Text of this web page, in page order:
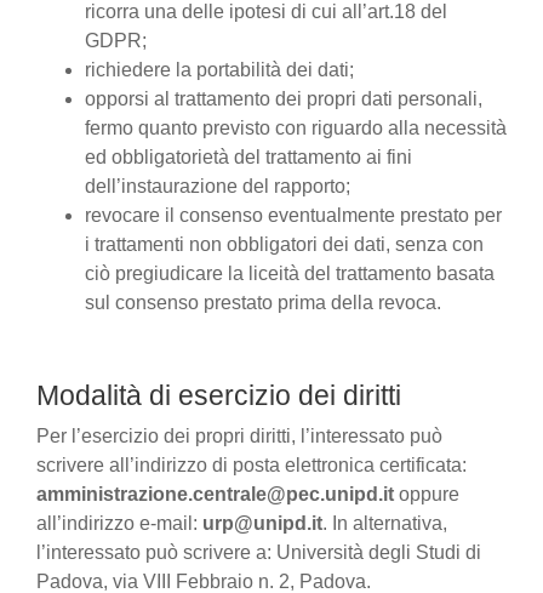
ricorra una delle ipotesi di cui all’art.18 del
GDPR;
richiedere la portabilità dei dati;
opporsi al trattamento dei propri dati personali,
fermo quanto previsto con riguardo alla necessità
ed obbligatorietà del trattamento ai fini
dell’instaurazione del rapporto;
revocare il consenso eventualmente prestato per
i trattamenti non obbligatori dei dati, senza con
ciò pregiudicare la liceità del trattamento basata
sul consenso prestato prima della revoca.
Modalità di esercizio dei diritti
Per l’esercizio dei propri diritti, l’interessato può
scrivere all’indirizzo di posta elettronica certificata:
amministrazione.centrale@pec.unipd.it oppure
all’indirizzo e-mail: urp@unipd.it. In alternativa,
l’interessato può scrivere a: Università degli Studi di
Padova, via VIII Febbraio n. 2, Padova.